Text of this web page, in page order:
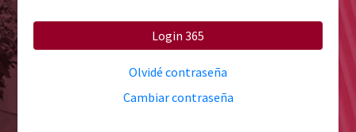
Login 365
Olvidé contraseña
Cambiar contraseña